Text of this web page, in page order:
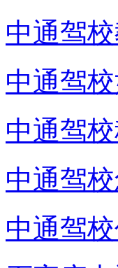
中通驾
中通驾
中通驾
中通驾
中通驾